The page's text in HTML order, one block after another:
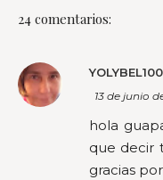
24 comentarios:
13 de junio
hola
que decir
gracias